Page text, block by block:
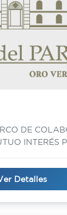
DE
INTERÉS
Detalles